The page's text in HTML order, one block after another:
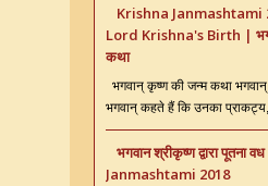
Krishna Janmashtami
Lord Krishna's Birth |
कथा
भगवान् कृष्ण की जन्म कथा
भगवान् कहते हैं कि उनका
भगवान श्रीकृष्ण द्वारा पूतना
Janmashtami 2018